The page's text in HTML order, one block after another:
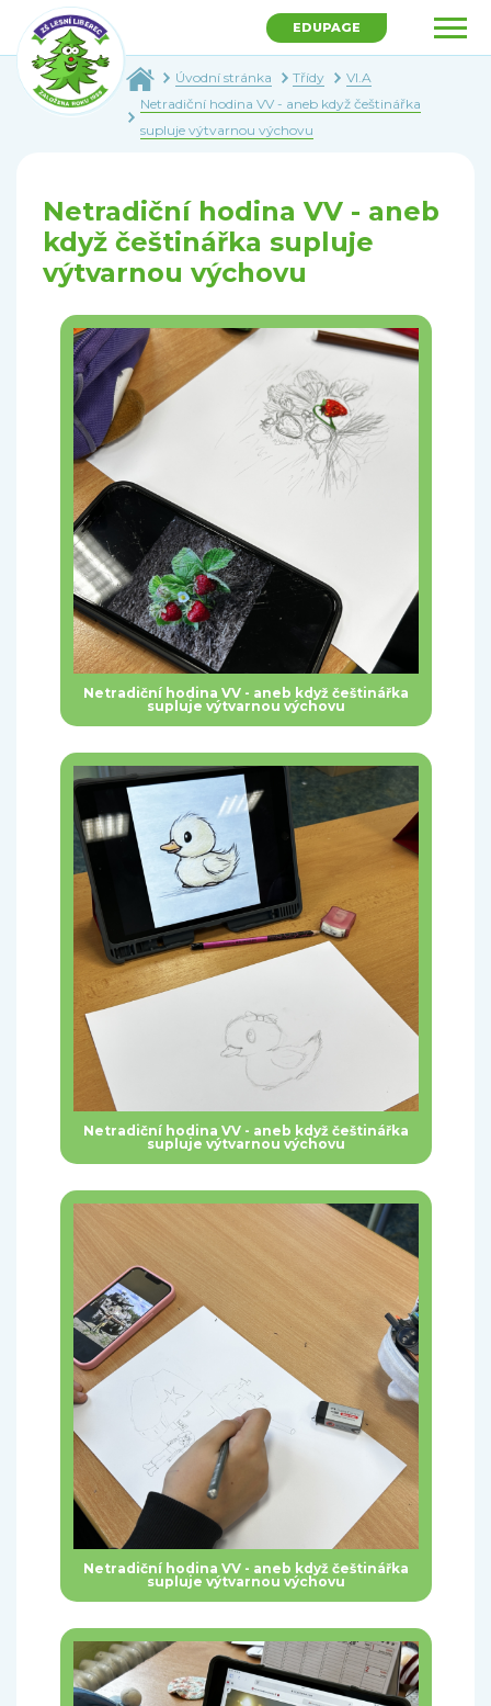
EDUPAGE
Úvodní stránka Třídy
VI.A
Netradiční hodina VV - aneb když češtinářka
supluje výtvarnou výchovu
Netradiční hodina VV - aneb
když češtinářka supluje
výtvarnou výchovu
Netradiční hodina VV - aneb když češtinářka
supluje výtvarnou výchovu
Netradiční hodina VV - aneb když češtinářka
supluje výtvarnou výchovu
Netradiční hodina VV - aneb když češtinářka
supluje výtvarnou výchovu